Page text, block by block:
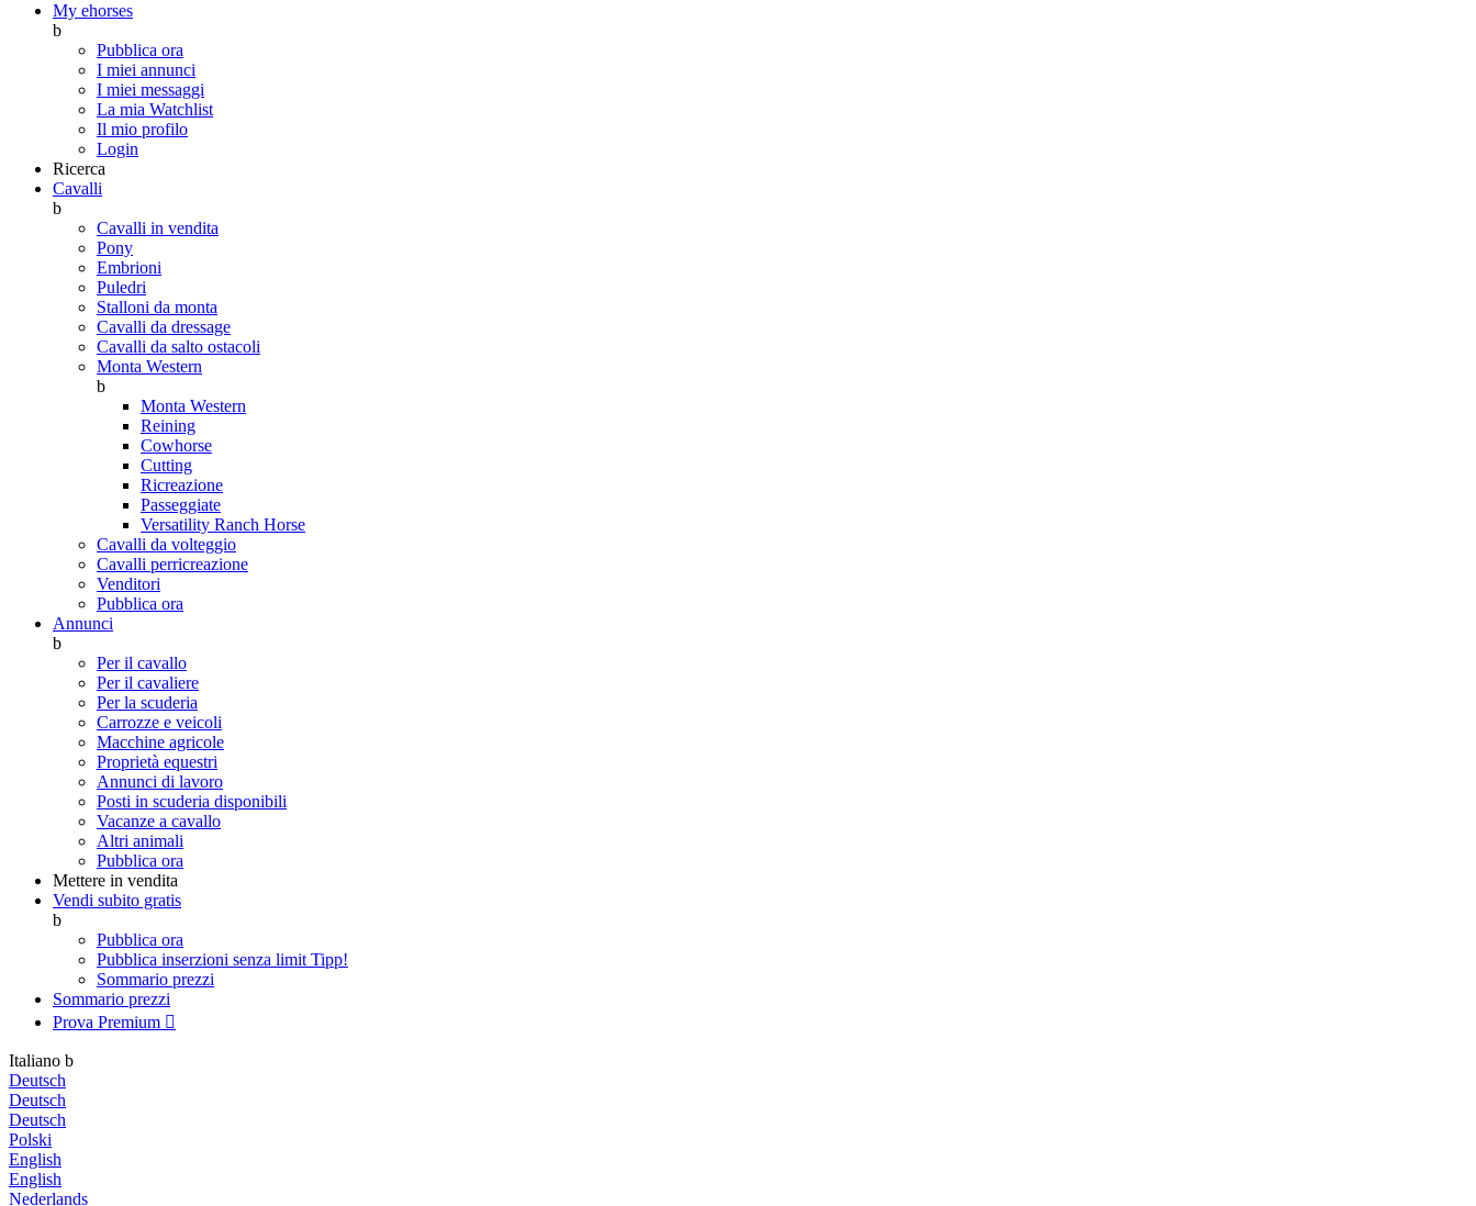
My ehorses
b
Pubblica ora
I miei annunci
I miei messaggi
La mia Watchlist
Il mio profilo
Login
Ricerca
Cavalli
b
Cavalli in vendita
Pony
Embrioni
Puledri
Stalloni da monta
Cavalli da dressage
Cavalli da salto ostacoli
Monta Western
b
Monta Western
Reining
Cowhorse
Cutting
Ricreazione
Passeggiate
Versatility Ranch Horse
Cavalli da volteggio
Cavalli perricreazione
Venditori
Pubblica ora
Annunci
b
Per il cavallo
Per il cavaliere
Per la scuderia
Carrozze e veicoli
Macchine agricole
Proprietà equestri
Annunci di lavoro
Posti in scuderia disponibili
Vacanze a cavallo
Altri animali
Pubblica ora
Mettere in vendita
Vendi subito gratis
b
Pubblica ora
Pubblica inserzioni senza limit Tipp!
Sommario prezzi
Sommario prezzi
Prova Premium 
Italiano b
Deutsch
Deutsch
Deutsch
Polski
English
English
Nederlands